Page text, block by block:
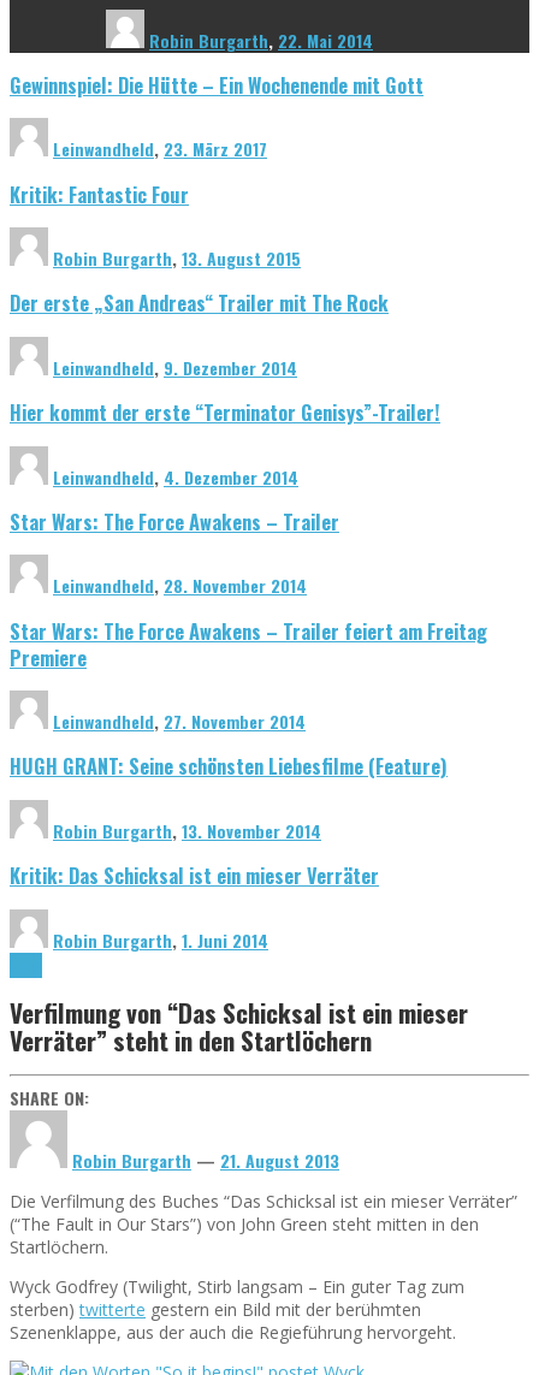
Robin Burgarth, 22. Mai 2014
Gewinnspiel: Die Hütte – Ein Wochenende mit Gott
Leinwandheld, 23. März 2017
Kritik: Fantastic Four
Robin Burgarth,13. August 2015
Der erste „San Andreas“ Trailer mit The Rock
Leinwandheld, 9. Dezember 2014
Hier kommt der erste “Terminator Genisys”-Trailer!
Leinwandheld, 4. Dezember 2014
Star Wars: The Force Awakens – Trailer
Leinwandheld, 28. November 2014
Star Wars: The Force Awakens – Trailer feiert am Freitag
Premiere
Leinwandheld, 27. November 2014
HUGH GRANT: Seine schönsten Liebesfilme (Feature)
Robin Burgarth,13. November 2014
Kritik: Das Schicksal ist ein mieser Verräter
Robin Burgarth,1. Juni 2014
Verfilmung von “Das Schicksal ist ein mieser
Verräter” steht in den Startlöchern
SHARE ON:
Robin Burgarth — 21. August 2013
Die Verfilmung des Buches “Das Schicksal ist ein mieser Verräter”
(“The Fault in Our Stars”) von John Green steht mitten in den
Startlöchern.
Wyck Godfrey (Twilight, Stirb langsam – Ein guter Tag zum
sterben)twitterte gestern ein Bild mit der berühmten
Szenenklappe, aus der auch die Regieführung hervorgeht.